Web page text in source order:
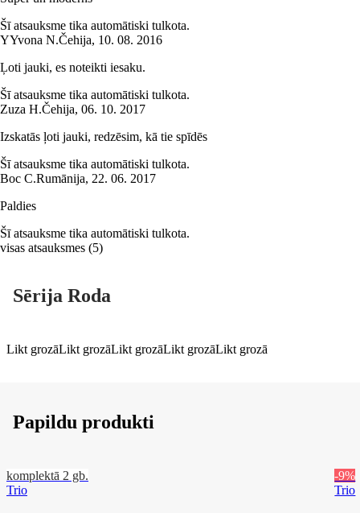
Šī atsauksme tika automātiski tulkota.
YYvona N.Čehija, 10. 08. 2016
Ļoti jauki, es noteikti iesaku.
Šī atsauksme tika automātiski tulkota.
Zuza H.Čehija, 06. 10. 2017
Izskatās ļoti jauki, redzēsim, kā tie spīdēs
Šī atsauksme tika automātiski tulkota.
Boc C.Rumānija, 22. 06. 2017
Paldies
Šī atsauksme tika automātiski tulkota.
visas atsauksmes (5)
Sērija Roda
Likt grozāLikt grozāLikt grozāLikt grozāLikt grozā
Papildu produkti
komplektā 2 gb.
Trio
-9%
Trio